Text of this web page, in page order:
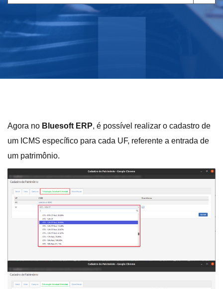
for:
Agora no Bluesoft ERP, é possível realizar o cadastro de
um ICMS específico para cada UF, referente a entrada de
um patrimônio.